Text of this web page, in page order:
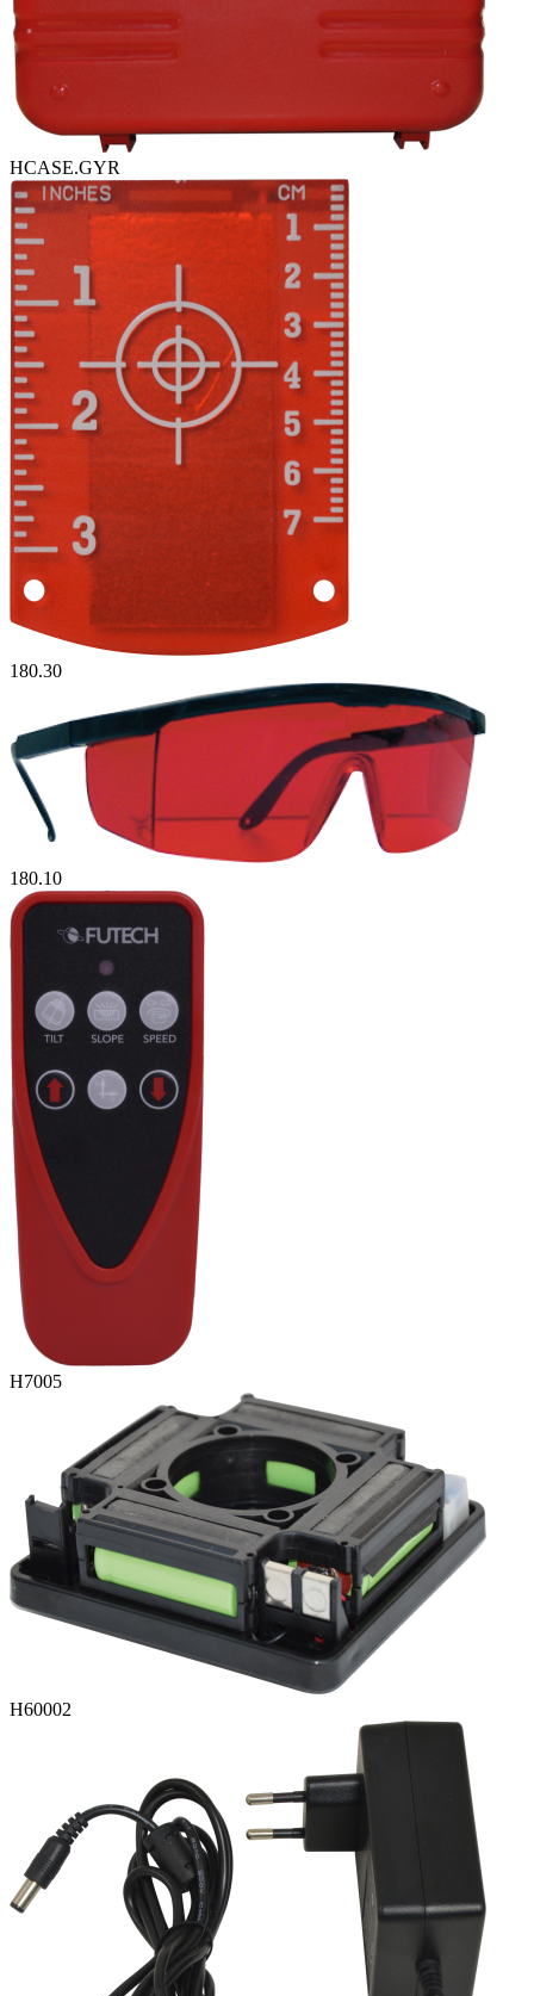
HCASE.GYR
180.30
180.10
H7005
H60002